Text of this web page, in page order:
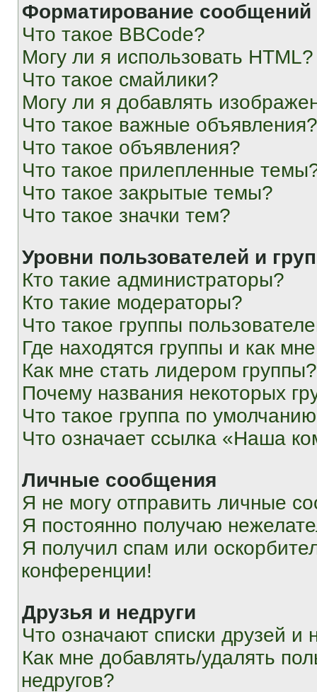
Форматирование
Что такое BBCode?
Могу ли я использовать HTML?
Что такое смайлики?
Могу ли я добавлять
Что такое важные объявления?
Что такое объявления?
Что такое прилепленные
Что такое закрытые темы?
Что такое значки тем?
Уровни пользователей и
Кто такие администраторы?
Кто такие модераторы?
Что такое группы
Где находятся группы и как
Как мне стать лидером группы?
Почему названия некоторых
Что такое группа по
Что означает ссылка «Наша
Личные сообщения
Я не могу отправить личные
Я постоянно получаю
Я получил спам или
конференции!
Друзья и недруги
Что означают списки друзей и
Как мне добавлять/удалять
недругов?